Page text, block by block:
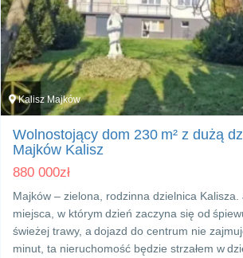
Kalisz Majków
Wolnostojący dom 230 m² z dużą
Majków Kalisz
880 000zł
Majków – zielona, rodzinna dzielnica Kalisza.
miejsca, w którym dzień zaczyna się od
świeżej trawy, a dojazd do centrum nie
minut, ta nieruchomość będzie strzałem w